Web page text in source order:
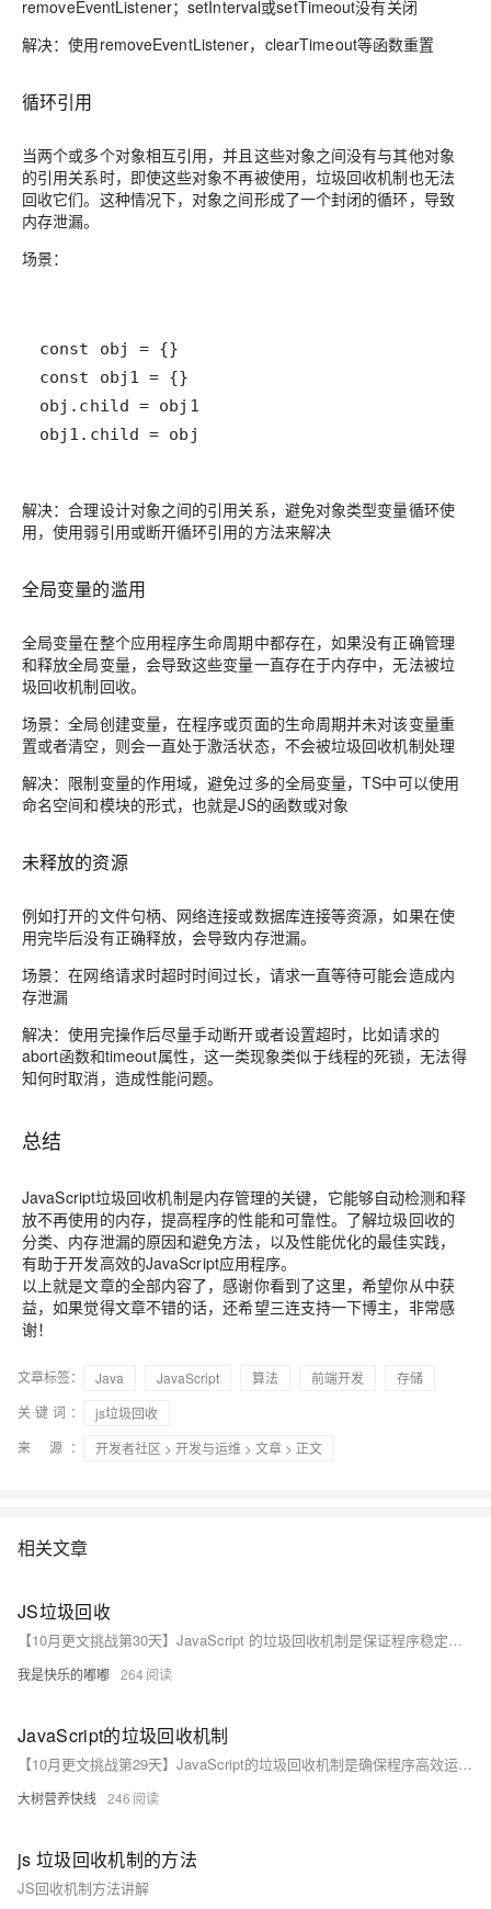
removeEventListener；setInterval或setTimeout没有关闭
解决：使用removeEventListener，clearTimeout等函数重置
循环引用
当两个或多个对象相互引用，并且这些对象之间没有与其他对象
的引用关系时，即使这些对象不再被使用，垃圾回收机制也无法
回收它们。这种情况下，对象之间形成了一个封闭的循环，导致
内存泄漏。
场景：
obj1.child = obj
解决：合理设计对象之间的引用关系，避免对象类型变量循环使
用，使用弱引用或断开循环引用的方法来解决
全局变量的滥用
全局变量在整个应用程序生命周期中都存在，如果没有正确管理
和释放全局变量，会导致这些变量一直存在于内存中，无法被垃
圾回收机制回收。
场景：全局创建变量，在程序或页面的生命周期并未对该变量重
置或者清空，则会一直处于激活状态，不会被垃圾回收机制处理
解决：限制变量的作用域，避免过多的全局变量，TS中可以使用
命名空间和模块的形式，也就是JS的函数或对象
未释放的资源
例如打开的文件句柄、网络连接或数据库连接等资源，如果在使
用完毕后没有正确释放，会导致内存泄漏。
场景：在网络请求时超时时间过长，请求一直等待可能会造成内
存泄漏
解决：使用完操作后尽量手动断开或者设置超时，比如请求的
abort函数和timeout属性，这一类现象类似于线程的死锁，无法得
知何时取消，造成性能问题。
总结
JavaScript垃圾回收机制是内存管理的关键，它能够自动检测和释
放不再使用的内存，提高程序的性能和可靠性。了解垃圾回收的
分类、内存泄漏的原因和避免方法，以及性能优化的最佳实践，
有助于开发高效的JavaScript应用程序。
以上就是文章的全部内容了，感谢你看到了这里，希望你从中获
益，如果觉得文章不错的话，还希望三连支持一下博主，非常感
谢！
文章标签： Java JavaScript 算法 前端开发
存储
关键词：
js垃圾回收
来 源：
开发者社区 > 开发与运维 > 文章 > 正文
相关文章
JS垃圾回收
【10月更文挑战第30天】JavaScript 的垃圾回收机制是保证程序稳定运行的重要组成部分。了解垃圾回收的原理和算法，以及注意避免内存泄漏的问题，可以帮助开发者更好地利用 JavaScript 进行高效的开发
我是快乐的嘟嘟 264
JavaScript的垃圾回收机制
【10月更文挑战第29天】JavaScript的垃圾回收机制是确保程序高效运行的重要保障，了解其工作原理和相关注意事项，有助于开发者更好地编写高性能、稳定的JavaScript代码。
大树营养快线 246
js 垃圾回收机制的方法
JS回收机制方法讲解